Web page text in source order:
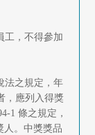
工，不得參加
法之規定，年
，應列入得獎
1 條之規定，
人。中獎獎品